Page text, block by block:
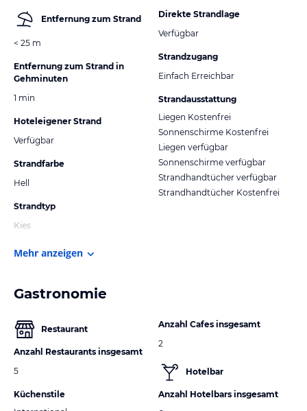
Entfernung zum Strand
< 25 m
Entfernung zum Strand in
Gehminuten
1 min
Hoteleigener Strand
Verfügbar
Strandfarbe
Hell
Strandtyp
Kies
Direkte Strandlage
Verfügbar
Strandzugang
Einfach Erreichbar
Strandausstattung
Liegen Kostenfrei
Sonnenschirme Kostenfrei
Liegen verfügbar
Sonnenschirme verfügbar
Strandhandtücher verfügbar
Strandhandtücher Kostenfrei
Mehr anzeigen
Gastronomie
Restaurant
Anzahl Restaurants insgesamt
5
Küchenstile
Anzahl Cafes insgesamt
2
Hotelbar
Anzahl Hotelbars insgesamt